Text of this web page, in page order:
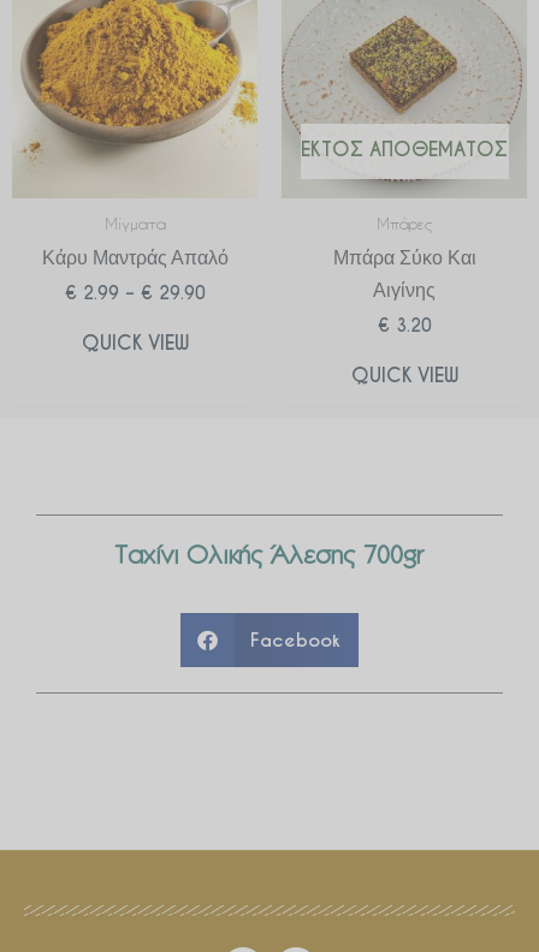
Μίγματα
Κάρυ Μαντράς Απαλό
€ 2.99 – € 29.90
€ 2.99
through
€ 29.90
QUICK VIEW
ΕΚΤΌΣ ΑΠΟΘΈΜΑΤΟΣ
Μπάρες
Μπάρα Σύκο Και
Αιγίνης
€ 3.20
QUICK VIEW
Ταχίνι Ολικής Άλεσης 700gr
Facebook